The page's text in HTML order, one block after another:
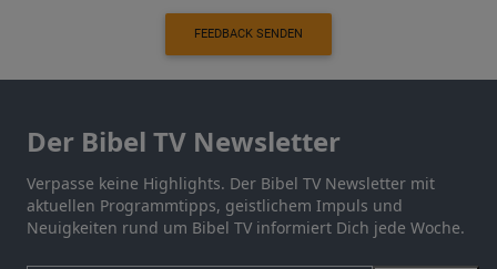
FEEDBACK SENDEN
Der Bibel TV Newsletter
Verpasse keine Highlights. Der Bibel TV Newsletter mit
aktuellen Programmtipps, geistlichem Impuls und
Neuigkeiten rund um Bibel TV informiert Dich jede Woche.